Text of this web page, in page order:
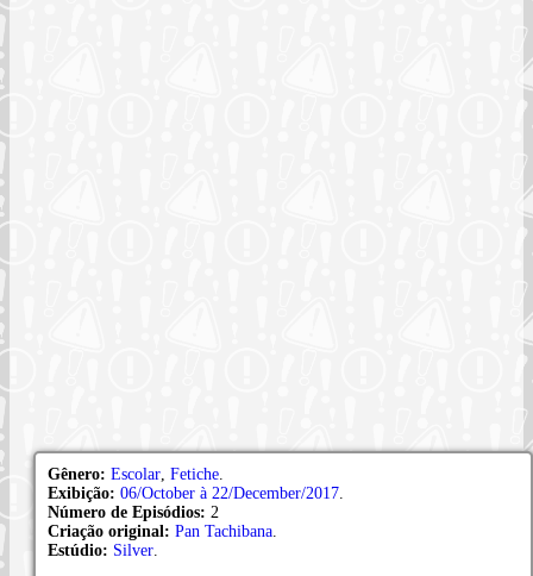
Gênero: Escolar Fetiche
Exibição: 06/October à 22/December/2017
Número de Episódios: 2
Criação original: Pan Tachibana
Estúdio: Silver